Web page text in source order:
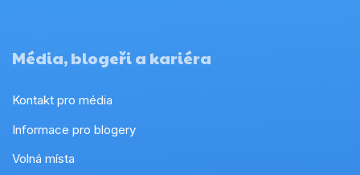
Média, blogeři a kariéra
Kontakt pro média
Informace pro blogery
Volná místa